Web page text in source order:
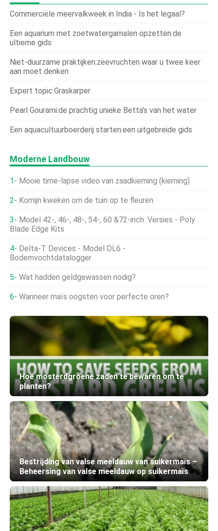
Commerciële meervalkweek in India - Is het legaal?
Een aquarium met zoetwatergarnalen opzetten:de
ultieme gids
Niet-duurzame praktijken:zeevruchten waar u twee keer
aan moet denken
Expert topic:Graskarper
Pearl Gourami:de prachtig unieke Betta's van het water
Een aquacultuurboerderij starten:een uitgebreide gids
Moderne Landbouw
Mooie time-lapse video van zaadkieming (kieming)
Komijn kweken om de tuin op te fleuren
Model 42-, 46-, 48-, 54-, 60 &72-inch. Versies - Poly
Blade Edge Kits
Delta-T Devices - Model DL6 -
Bodemvochtdatalogger
Wat hadden geldgewassen nodig?
Wanneer maïs oogsten voor perfecte oren?
Hoe mosterdgroene zaden te bewaren om te
planten?
Bestrijding van valse meeldauw van suikermaïs –
Beheersing van valse meeldauw op suikermaïs